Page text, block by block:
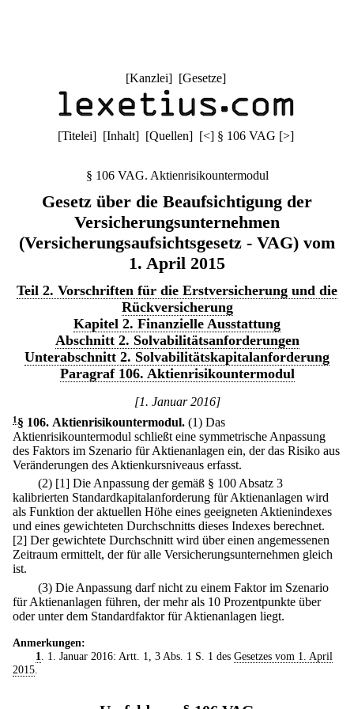
[Kanzlei] [Gesetze]
[Titelei] [Inhalt] [Quellen] [<] § 106 VAG [>]
§ 106 VAG. Aktienrisikountermodul
Gesetz über die Beaufsichtigung der
Versicherungsunternehmen
(Versicherungsaufsichtsgesetz - VAG) vom
1. April 2015
Teil 2. Vorschriften für die Erstversicherung und die
Rückversicherung
Kapitel 2. Finanzielle Ausstattung
Abschnitt 2. Solvabilitätsanforderungen
Unterabschnitt 2. Solvabilitätskapitalanforderung
Paragraf 106. Aktienrisikountermodul
[1. Januar 2016]
1 § 106. Aktienrisikountermodul. (1) Das
Aktienrisikountermodul schließt eine symmetrische Anpassung
des Faktors im Szenario für Aktienanlagen ein, der das Risiko aus
Veränderungen des Aktienkursniveaus erfasst.
(2) [1] Die Anpassung der gemäß § 100 Absatz 3
kalibrierten Standardkapitalanforderung für Aktienanlagen wird
als Funktion der aktuellen Höhe eines geeigneten Aktienindexes
und eines gewichteten Durchschnitts dieses Indexes berechnet.
[2] Der gewichtete Durchschnitt wird über einen angemessenen
Zeitraum ermittelt, der für alle Versicherungsunternehmen gleich
ist.
(3) Die Anpassung darf nicht zu einem Faktor im Szenario
für Aktienanlagen führen, der mehr als 10 Prozentpunkte über
oder unter dem Standardfaktor für Aktienanlagen liegt.
Anmerkungen:
1
. 1. Januar 2016: Artt. 1, 3 Abs. 1 S. 1 des Gesetzes vom 1. April
2015